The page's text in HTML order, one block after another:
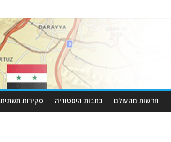
חדשות מהעולם כתבות היסטוריה סקירות תשתית